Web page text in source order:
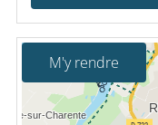
M'y rendre